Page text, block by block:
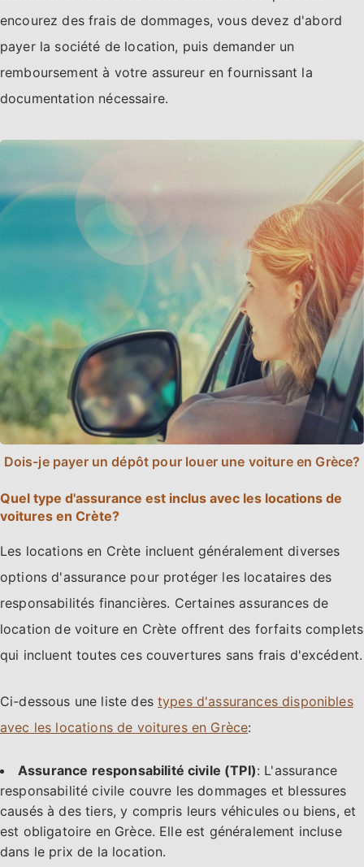
encourez des frais de dommages, vous devez d'abord
payer la société de location, puis demander un
remboursement à votre assureur en fournissant la
documentation nécessaire.
Dois-je payer un dépôt pour louer une voiture en Grèce?
Quel type d'assurance est inclus avec les locations de
voitures en Crète?
Les locations en Crète incluent généralement diverses
options d'assurance pour protéger les locataires des
responsabilités financières. Certaines assurances de
location de voiture en Crète offrent des forfaits complets
qui incluent toutes ces couvertures sans frais d'excédent.
Ci-dessous une liste destypes d'assurances disponibles
avec les locations de voitures en Grèce:
Assurance responsabilité civile (TPI): L'assurance
responsabilité civile couvre les dommages et blessures
causés à des tiers, y compris leurs véhicules ou biens, et
est obligatoire en Grèce. Elle est généralement incluse
dans le prix de la location.